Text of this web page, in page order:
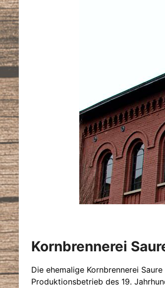
Kornbrennerei
Die ehemalige Kornbrennerei
Produktionsbetrieb des 19.